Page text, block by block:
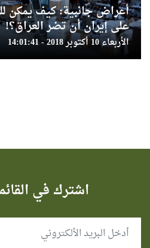
أعراض جانبية: كيف يمكن
على إيران أن تضر العراق؟!
الأربعاء 10 أكتوبر 2018 - 14:01:41
اشترك في